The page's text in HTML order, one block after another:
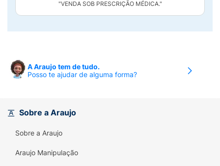
"VENDA SOB PRESCRIÇÃO MÉDICA."
A Araujo tem de tudo.
Posso te ajudar de alguma forma?
Sobre a Araujo
Sobre a Araujo
Araujo Manipulação